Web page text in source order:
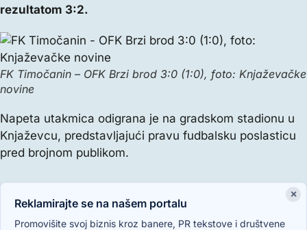
rezultatom 3:2.
FK Timočanin – OFK Brzi brod 3:0 (1:0), foto: Knjaževačke
novine
Napeta utakmica odigrana je na gradskom stadionu u
Knjaževcu, predstavljajući pravu fudbalsku poslasticu
pred brojnom publikom.
×
Reklamirajte se na našem portalu
Promovišite svoj biznis kroz banere, PR tekstove i društvene